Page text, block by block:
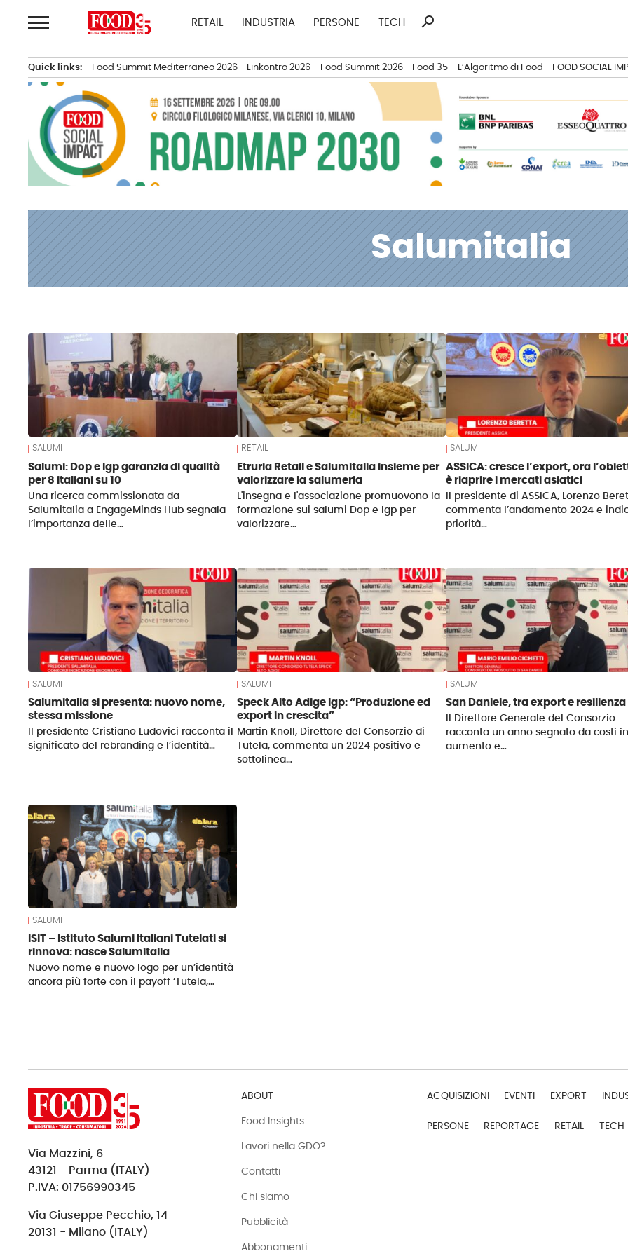
al
RETAIL INDUSTRIA PERSONE TECH
Ricerca
search
Quick links: Food Summit Mediterraneo 2026 Linkontro 2026 Food Summit 2026 Food 35 L’Algoritmo di Food FOOD SOCIAL
Salumitalia
News
SALUMI
Salumi: Dop e Igp garanzia di qualità
per 8 italiani su 10
Una ricerca commissionata da
Salumitalia a EngageMinds Hub segnala
l’importanza delle…
RETAIL
Etruria Retail e Salumitalia insieme per
valorizzare la salumeria
L'insegna e l'associazione promuovono la
formazione sui salumi Dop e Igp per
valorizzare…
SALUMI
ASSICA: cresce l’export, ora
è riaprire i mercati asiatici
Il presidente di ASSICA, Lorenzo
commenta l’andamento 2024 e
priorità…
SALUMI
Salumitalia si presenta: nuovo nome,
stessa missione
Il presidente Cristiano Ludovici racconta il
significato del rebranding e l’identità…
SALUMI
Speck Alto Adige Igp: “Produzione ed
export in crescita”
Martin Knoll, Direttore del Consorzio di
Tutela, commenta un 2024 positivo e
sottolinea…
SALUMI
San Daniele, tra export e resilienza
Il Direttore Generale del Consorzio
racconta un anno segnato da costi in
aumento e…
SALUMI
ISIT – Istituto Salumi Italiani Tutelati si
rinnova: nasce Salumitalia
Nuovo nome e nuovo logo per un’identità
ancora più forte con il payoff ‘Tutela,…
Via Mazzini, 6
43121 - Parma (ITALY)
P.IVA: 01756990345
Via Giuseppe Pecchio, 14
20131 - Milano (ITALY)
ABOUT
Food Insights
Lavori nella GDO?
Contatti
Chi siamo
Pubblicità
Abbonamenti
ACQUISIZIONI EVENTI EXPORT
PERSONE REPORTAGE RETAIL TECH